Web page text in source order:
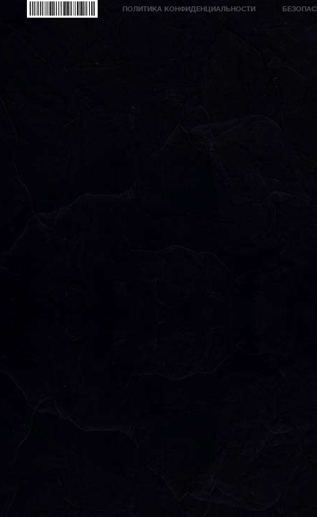
ПОЛИТИКА КОНФИДЕНЦИАЛЬНОСТИ